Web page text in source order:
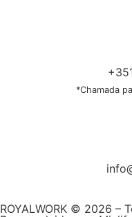
*Chamada
ROYALWORK © 2026 –